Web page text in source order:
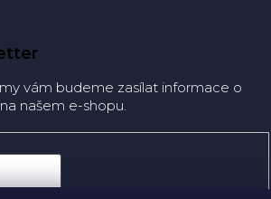
vám budeme zasílat informace o
našem e-shopu.